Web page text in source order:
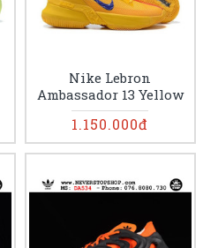
Nike Lebron
Ambassador 13 Yellow
1.150.000đ